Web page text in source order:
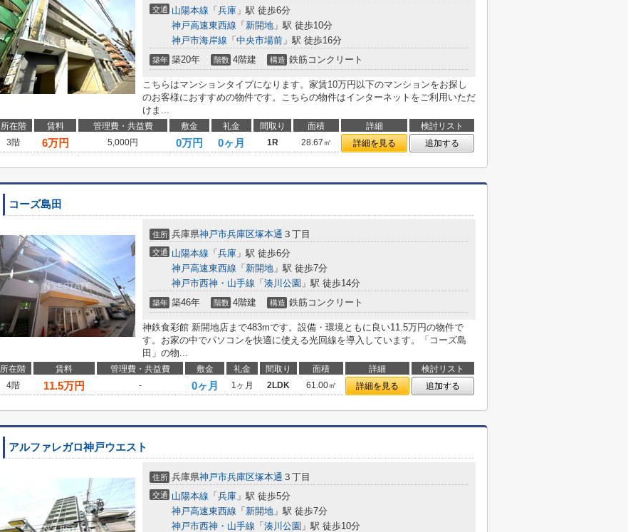
交通 山陽本線 「 兵庫 」駅 徒歩6分
神戸高速東西線 「 新開地 」駅 徒歩10分
神戸市海岸線 「 中央市場前 」駅 徒歩16分
築年 築20年 階数 4階建 構造 鉄筋コンクリート
こちらはマンションタイプになります。家賃10万円以下のマンションをお探し
のお客様におすすめの物件です。こちらの物件はインターネットをご利用いただ
けま...
所在階 賃料 管理費・共益費 敷金 礼金 間取り 面積 詳細
検討リスト
3階
6万円 5,000円 0万円 0ヶ月 1R 28.67㎡ 詳細を見る 追加する
コーズ島田
住所 兵庫県神戸市兵庫区塚本通 ３丁目
交通 山陽本線 「 兵庫 」駅 徒歩6分
神戸高速東西線 「 新開地 」駅 徒歩7分
神戸市西神・山手線 「 湊川公園 」駅 徒歩14分
築年 築46年 階数 4階建 構造 鉄筋コンクリート
神鉄食彩館 新開地店まで483mです。設備・環境ともに良い11.5万円の物件で
す。お家の中でパソコンを快適に使える光回線を導入しています。「コーズ島
田」の物...
所在階 賃料 管理費・共益費 敷金 礼金 間取り 面積 詳細
検討リスト
4階
11.5万円 - 0ヶ月 1ヶ月 2LDK 61.00㎡ 詳細を見る 追加する
アルファレガロ神戸ウエスト
住所 兵庫県神戸市兵庫区塚本通 ３丁目
交通 山陽本線 「 兵庫 」駅 徒歩5分
神戸高速東西線 「 新開地 」駅 徒歩7分
神戸市西神・山手線 「 湊川公園 」駅 徒歩10分